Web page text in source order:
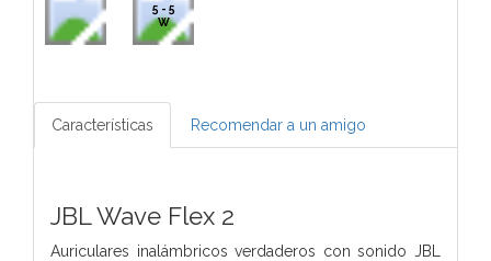
5 - 5
W
Características Recomendar a un amigo
JBL Wave Flex 2
Auriculares inalámbricos verdaderos con sonido JBL